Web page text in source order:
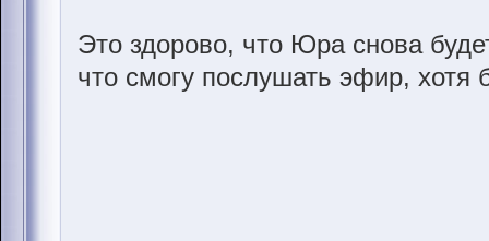
Это здорово, что Юра снова
что смогу послушать эфир, хотя